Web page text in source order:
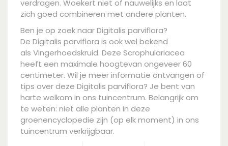
verdragen. Woekert niet of nauwelijks en laat
zich goed combineren met andere planten.
Ben je op zoek naar Digitalis parviflora?
De Digitalis parviflora is ook wel bekend
als Vingerhoedskruid. Deze Scrophulariacea
heeft een maximale hoogtevan ongeveer 60
centimeter. Wil je meer informatie ontvangen of
tips over deze Digitalis parviflora? Je bent van
harte welkom in ons tuincentrum. Belangrijk om
te weten: niet alle planten in deze
groenencyclopedie zijn (op elk moment) in ons
tuincentrum verkrijgbaar.